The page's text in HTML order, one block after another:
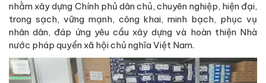
nhằm xây dựng Chính phủ dân chủ, chuyên nghiệp, hiện đại,
trong sạch, vững mạnh, công khai, minh bạch, phục vụ
nhân dân, đáp ứng yêu cầu xây dựng và hoàn thiện Nhà
nước pháp quyền xã hội chủ nghĩa Việt Nam.